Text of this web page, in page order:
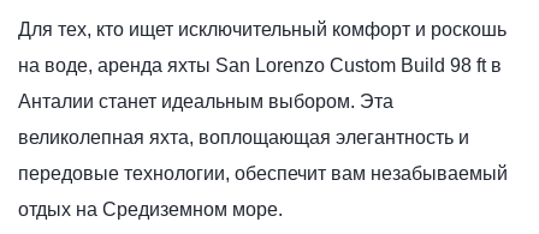
Для тех, кто ищет исключительный комфорт и роскошь
на воде, аренда яхты San Lorenzo Custom Build 98 ft в
Анталии станет идеальным выбором. Эта
великолепная яхта, воплощающая элегантность и
передовые технологии, обеспечит вам незабываемый
отдых на Средиземном море.